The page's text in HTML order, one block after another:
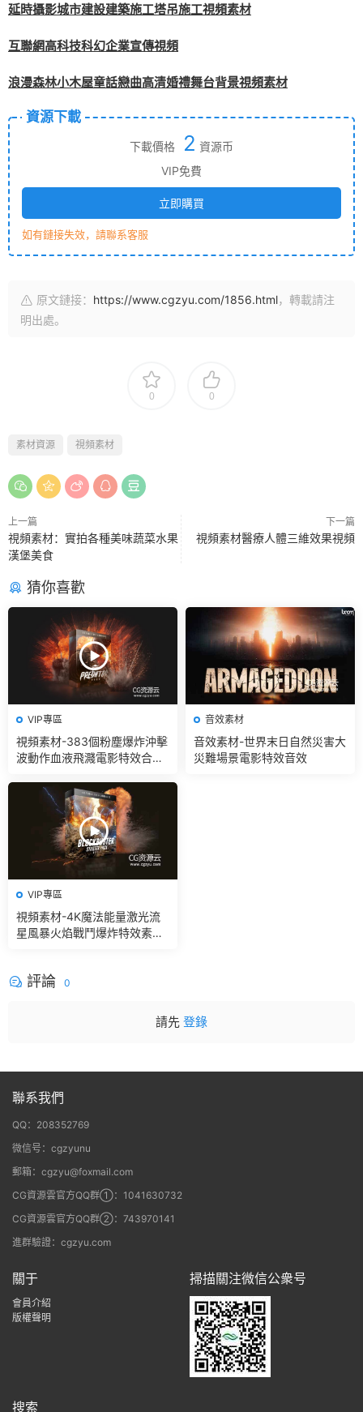
延時攝影城市建設建築施工塔吊施工視頻素材
互聯網高科技科幻企業宣傳視頻
浪漫森林小木屋童話戀曲高清婚禮舞台背景視頻素材
資源下載
下載價格 2 資源币
VIP免費
立即購買
如有鏈接失效，請聯系客服
原文鏈接： https://www.cgzyu.com/1856.html，轉載請注
明出處。
0 0
素材資源 視頻素材
上一篇
視頻素材：實拍各種美味蔬菜水果
漢堡美食
下一篇
視頻素材醫療人體三維效果視頻
猜你喜歡
VIP專區
視頻素材-383個粉塵爆炸沖擊
波動作血液飛濺電影特效合成
音效素材
音效素材-世界末日自然災害大
災難場景電影特效音效
VIP專區
視頻素材-4K魔法能量激光流
星風暴火焰戰鬥爆炸特效素材
評論 0
請先 登錄
聯系我們
QQ：208352769
微信号：cgzyunu
郵箱：cgzyu@foxmail.com
CG資源雲官方QQ群①：1041630732
CG資源雲官方QQ群②：743970141
進群驗證：cgzyu.com
關于
會員介紹
版權聲明
掃描關注微信公衆号
搜索